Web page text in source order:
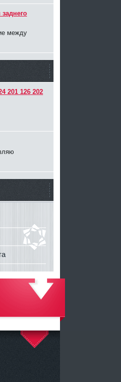
между
201 126 202